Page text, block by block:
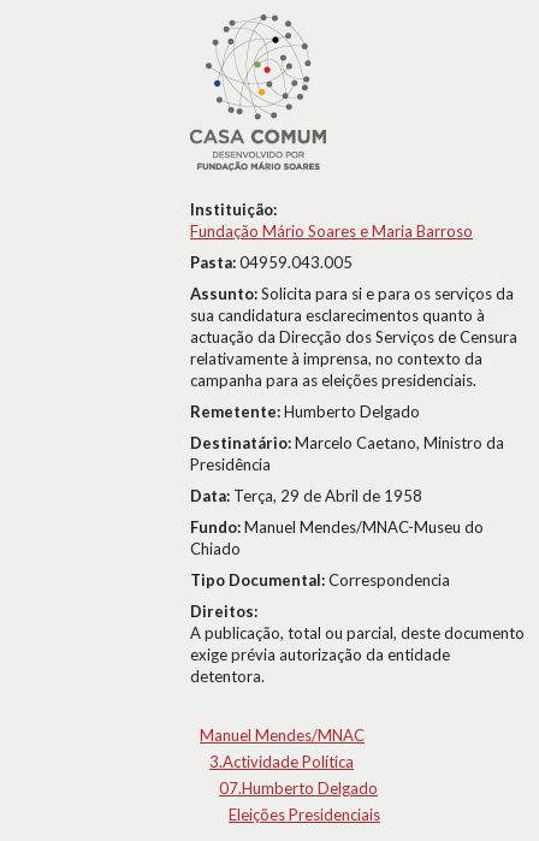
Instituição:
Fundação Mário Soares e Maria Barroso
Pasta:04959.043.005
Assunto:Solicita para si e para os serviços da
sua candidatura esclarecimentos quanto à
actuação da Direcção dos Serviços de Censura
relativamente à imprensa, no contexto da
campanha para as eleições presidenciais.
Remetente:Humberto Delgado
Destinatário:Marcelo Caetano, Ministro da
Presidência
Data: Terça, 29 de Abril de 1958
Fundo:Manuel Mendes/MNAC-Museu do
Chiado
Tipo Documental:Correspondencia
Direitos:
A publicação, total ou parcial, deste documento
exige prévia autorização da entidade
detentora.
Manuel Mendes/MNAC
3.Actividade Política
07.Humberto Delgado
Eleições Presidenciais